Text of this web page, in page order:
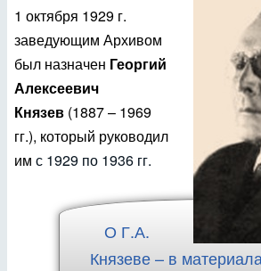
1 октября 1929 г.
заведующим Архивом
был назначен Георгий
Алексеевич
Князев (1887 – 1969
гг.), который руководил
им с 1929 по 1936 гг.
О Г.А.
Князеве – в